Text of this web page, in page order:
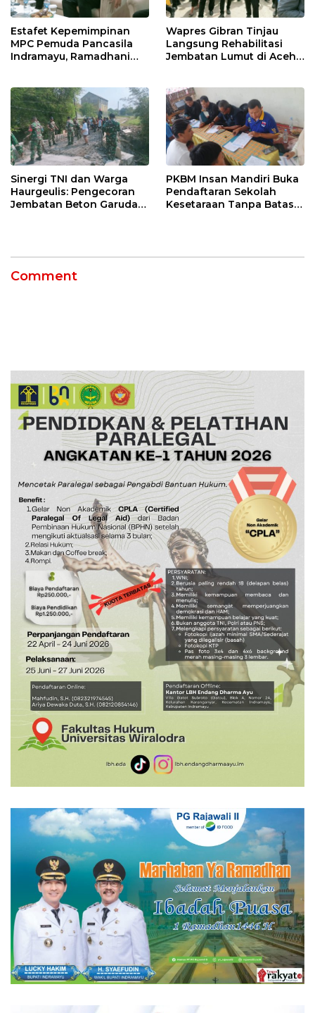
Estafet Kepemimpinan
MPC Pemuda Pancasila
Indramayu, Ramadhani
Muscablub
Wapres Gibran Tinjau
Langsung Rehabilitasi
Jembatan Lumut di Aceh
Sinergi TNI dan Warga
Haurgeulis: Pengecoran
Jembatan Beton Garuda
PKBM Insan Mandiri Buka
Pendaftaran Sekolah
Kesetaraan Tanpa Batas
Comment